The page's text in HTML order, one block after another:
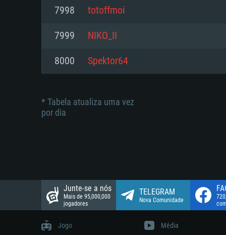
Disco: 23,1 GB
Network: Internet de banda larga.
Disco: 21,5 GB
Network: Internet de banda larga.
Disco: 21,5 GB
7998 totoffmoi
7999 NIKO_II
8000 Spektor64
* Tabela atualiza uma vez
por dia
Junte-se a nós
Mais de 95,000,000
jogadores
TELEGRAM
Nova Comunidade
Jogo
Média